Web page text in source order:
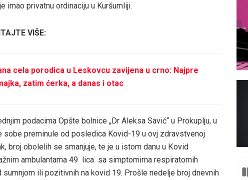
imao privatnu ordinaciju u Kuršumliji.
VIŠE:
cela porodica u Leskovcu zavijena u crno: Najpre
zatim ćerka, a danas i otac
podacima Opšte bolnice „Dr Aleksa Savić“ u Prokuplju, u
sobe preminule od posledica Kovid-19 u ovj zdravstvenoj
broj obolelih se smanjuje, te je u istom danu u Кovid
ambulantama 49 lica sa simptomima respiratornih
sumnjom ili pozitivnih na kovid 19. Prošle nedelje broj dnevnih